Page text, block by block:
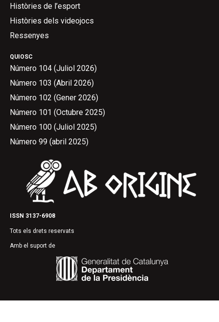
ISSN 3137-6908
Tots els drets reservats
Amb el suport de
QUIOSC
Número 104 (Juliol 2026)
Número 103 (Abril 2026)
Número 102 (Gener 2026)
Número 101 (Octubre 2025)
Número 100 (Juliol 2025)
Número 99 (abril 2025)
Històries de l’esport
Històries dels videojocs
Ressenyes